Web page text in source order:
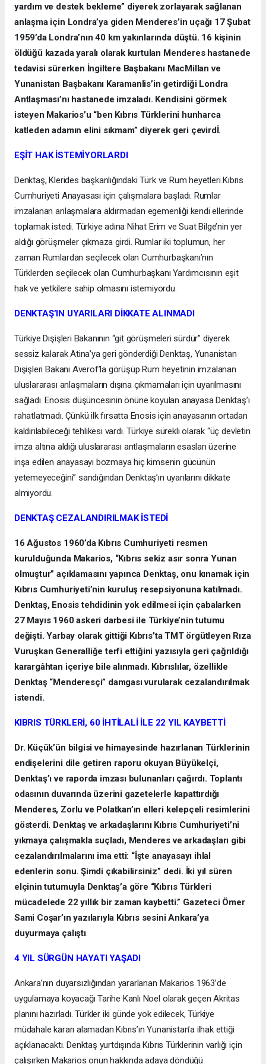
yardım ve destek bekleme” diyerek zorlayarak sağlanan
anlaşma için Londra’ya giden Menderes’in uçağı 17 Şubat
1959’da Londra’nın 40 km yakınlarında düştü. 16 kişinin
öldüğü kazada yaralı olarak kurtulan Menderes hastanede
tedavisi sürerken İngiltere Başbakanı MacMillan ve
Yunanistan Başbakanı Karamanlis’in getirdiği Londra
Antlaşması’nı hastanede imzaladı. Kendisini görmek
isteyen Makarios’u “ben Kıbrıs Türklerini hunharca
katleden adamın elini sıkmam” diyerek geri çevirdİ.
EŞİT HAK İSTEMİYORLARDI
Denktaş, Klerides başkanlığındaki Türk ve Rum heyetleri Kıbrıs
Cumhuriyeti Anayasası için çalışmalara başladı. Rumlar
imzalanan anlaşmalara aldırmadan egemenliği kendi ellerinde
toplamak istedi. Türkiye adına Nihat Erim ve Suat Bilge’nin yer
aldığı görüşmeler çıkmaza girdi. Rumlar iki toplumun, her
zaman Rumlardan seçilecek olan Cumhurbaşkanı’nın
Türklerden seçilecek olan Cumhurbaşkanı Yardımcısının eşit
hak ve yetkilere sahip olmasını istemiyordu.
DENKTAŞ’IN UYARILARI DİKKATE ALINMADI
Türkiye Dışişleri Bakanının “git görüşmeleri sürdür” diyerek
sessiz kalarak Atina’ya geri gönderdiği Denktaş, Yunanistan
Dışişleri Bakanı Averof’la görüşüp Rum heyetinin imzalanan
uluslararası anlaşmaların dışına çıkmamaları için uyarılmasını
sağladı. Enosis düşüncesinin önüne koyulan anayasa Denktaş’ı
rahatlatmadı. Çünkü ilk fırsatta Enosis için anayasanın ortadan
kaldırılabileceği tehlikesi vardı. Türkiye sürekli olarak “üç devletin
imza altına aldığı uluslararası antlaşmaların esasları üzerine
inşa edilen anayasayı bozmaya hiç kimsenin gücünün
yetemeyeceğini” sandığından Denktaş’ın uyarılarını dikkate
almıyordu.
DENKTAŞ CEZALANDIRILMAK İSTEDİ
16 Ağustos 1960’da Kıbrıs Cumhuriyeti resmen
kurulduğunda Makarios, “Kıbrıs sekiz asır sonra Yunan
olmuştur” açıklamasını yapınca Denktaş, onu kınamak için
Kıbrıs Cumhuriyeti’nin kuruluş resepsiyonuna katılmadı.
Denktaş, Enosis tehdidinin yok edilmesi için çabalarken
27 Mayıs 1960 askeri darbesi ile Türkiye’nin tutumu
değişti. Yarbay olarak gittiği Kıbrıs’ta TMT örgütleyen Rıza
Vuruşkan Generalliğe terfi ettiğini yazısıyla geri çağrıldığı
karargâhtan içeriye bile alınmadı. Kıbrıslılar, özellikle
Denktaş “Menderesçi” damgası vurularak cezalandırılmak
istendi.
KIBRIS TÜRKLERİ, 60 İHTİLALİ İLE 22 YIL KAYBETTİ
Dr. Küçük’ün bilgisi ve himayesinde hazırlanan Türklerinin
endişelerini dile getiren raporu okuyan Büyükelçi,
Denktaş’ı ve raporda imzası bulunanları çağırdı. Toplantı
odasının duvarında üzerini gazetelerle kapattırdığı
Menderes, Zorlu ve Polatkan’ın elleri kelepçeli resimlerini
gösterdi. Denktaş ve arkadaşlarını Kıbrıs Cumhuriyeti’ni
yıkmaya çalışmakla suçladı, Menderes ve arkadaşları gibi
cezalandırılmalarını ima etti: “İşte anayasayı ihlal
edenlerin sonu. Şimdi çıkabilirsiniz” dedi. İki yıl süren
elçinin tutumuyla Denktaş’a göre “Kıbrıs Türkleri
mücadelede 22 yıllık bir zaman kaybetti.” Gazeteci Ömer
Sami Coşar’ın yazılarıyla Kıbrıs sesini Ankara’ya
duyurmaya çalıştı.
4 YIL SÜRGÜN HAYATI YAŞADI
Ankara’nın duyarsızlığından yararlanan Makarios 1963’de
uygulamaya koyacağı Tarihe Kanlı Noel olarak geçen Akritas
planını hazırladı. Türkler iki günde yok edilecek, Türkiye
müdahale kararı alamadan Kıbrıs’ın Yunanistan’a ilhak ettiği
açıklanacaktı. Denktaş yurtdışında Kıbrıs Türklerinin varlığı için
çalışırken Makarios onun hakkında adaya döndüğü